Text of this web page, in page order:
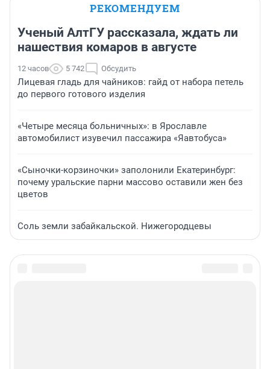
РЕКОМЕНДУЕМ
Ученый АлтГУ рассказала, ждать ли
нашествия комаров в августе
12 часов 5 742 Обсудить
Лицевая гладь для чайников: гайд от набора петель
до первого готового изделия
«Четыре месяца больничных»: в Ярославле
автомобилист изувечил пассажира «Яавтобуса»
«Сыночки-корзиночки» заполонили Екатеринбург:
почему уральские парни массово оставили жен без
цветов
Соль земли забайкальской. Нижегородцевы